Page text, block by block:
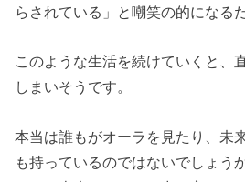
らされている」と嘲笑の的になる
このような生活を続けていくと、
しまいそうです。
本当は誰もがオーラを見たり、未
も持っているのではないでしょう